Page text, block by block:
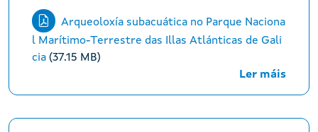
Arqueoloxía subacuática no Parque Naciona
l Marítimo-Terrestre das Illas Atlánticas de Gali
cia (37.15 MB)
Ler máis